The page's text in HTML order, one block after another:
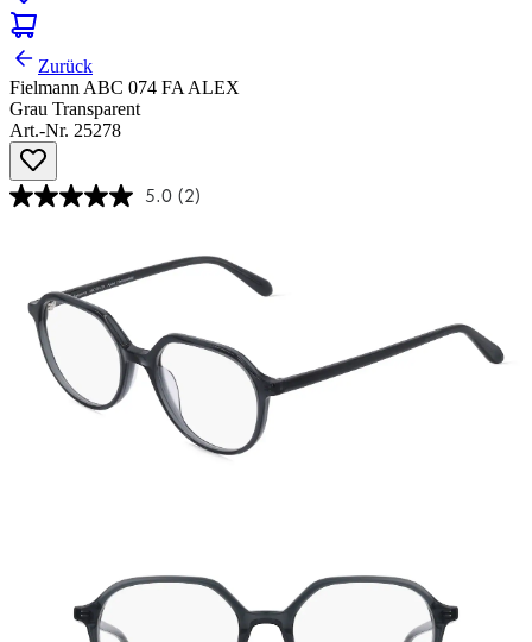
Zurück
Fielmann ABC 074 FA ALEX
Grau Transparent
Art.-Nr. 25278
5.0 (2)